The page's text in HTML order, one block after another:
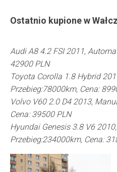
Ostatnio kupione w
Audi A8 4.2 FSI 2011,
42900 PLN
Toyota Corolla 1.8 Hybrid
Przebieg:78000km, Cena:
Volvo V60 2.0 D4 2013,
Cena: 39500 PLN
Hyundai Genesis 3.8 V6
Przebieg:234000km, Cena: